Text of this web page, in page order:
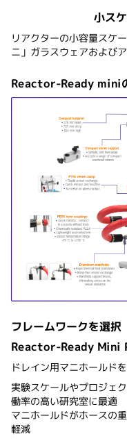
小ス
リアクターの小容量スケ
ニ」ガラスウェアおよび
Reactor-Ready mini
フレームワークを選択
Reactor-Ready Mini
ドレイン用マニホールド
実験スケールやプロジェ
働率の高い研究室に最適
マニホールドがホースの
軽減